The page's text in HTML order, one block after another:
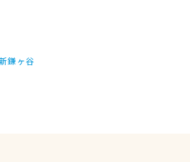
鎌ヶ谷